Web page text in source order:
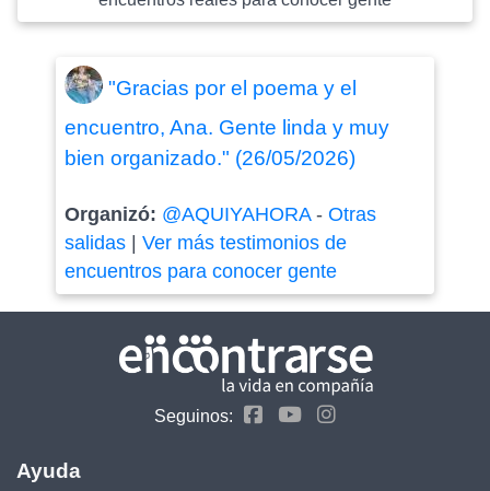
"Gracias por el poema y el
encuentro, Ana. Gente linda y muy
bien organizado." (26/05/2026)
Organizó: @AQUIYAHORA- Otras
salidas| Ver más testimonios de
encuentros para conocer gente
Seguinos:
Ayuda